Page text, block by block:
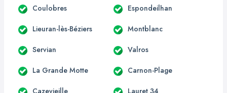
Coulobres Espondeilhan
Lieuran-lès-Béziers Montblanc
Servian Valros
La Grande Motte Carnon-Plage
Cazevieille Lauret 34